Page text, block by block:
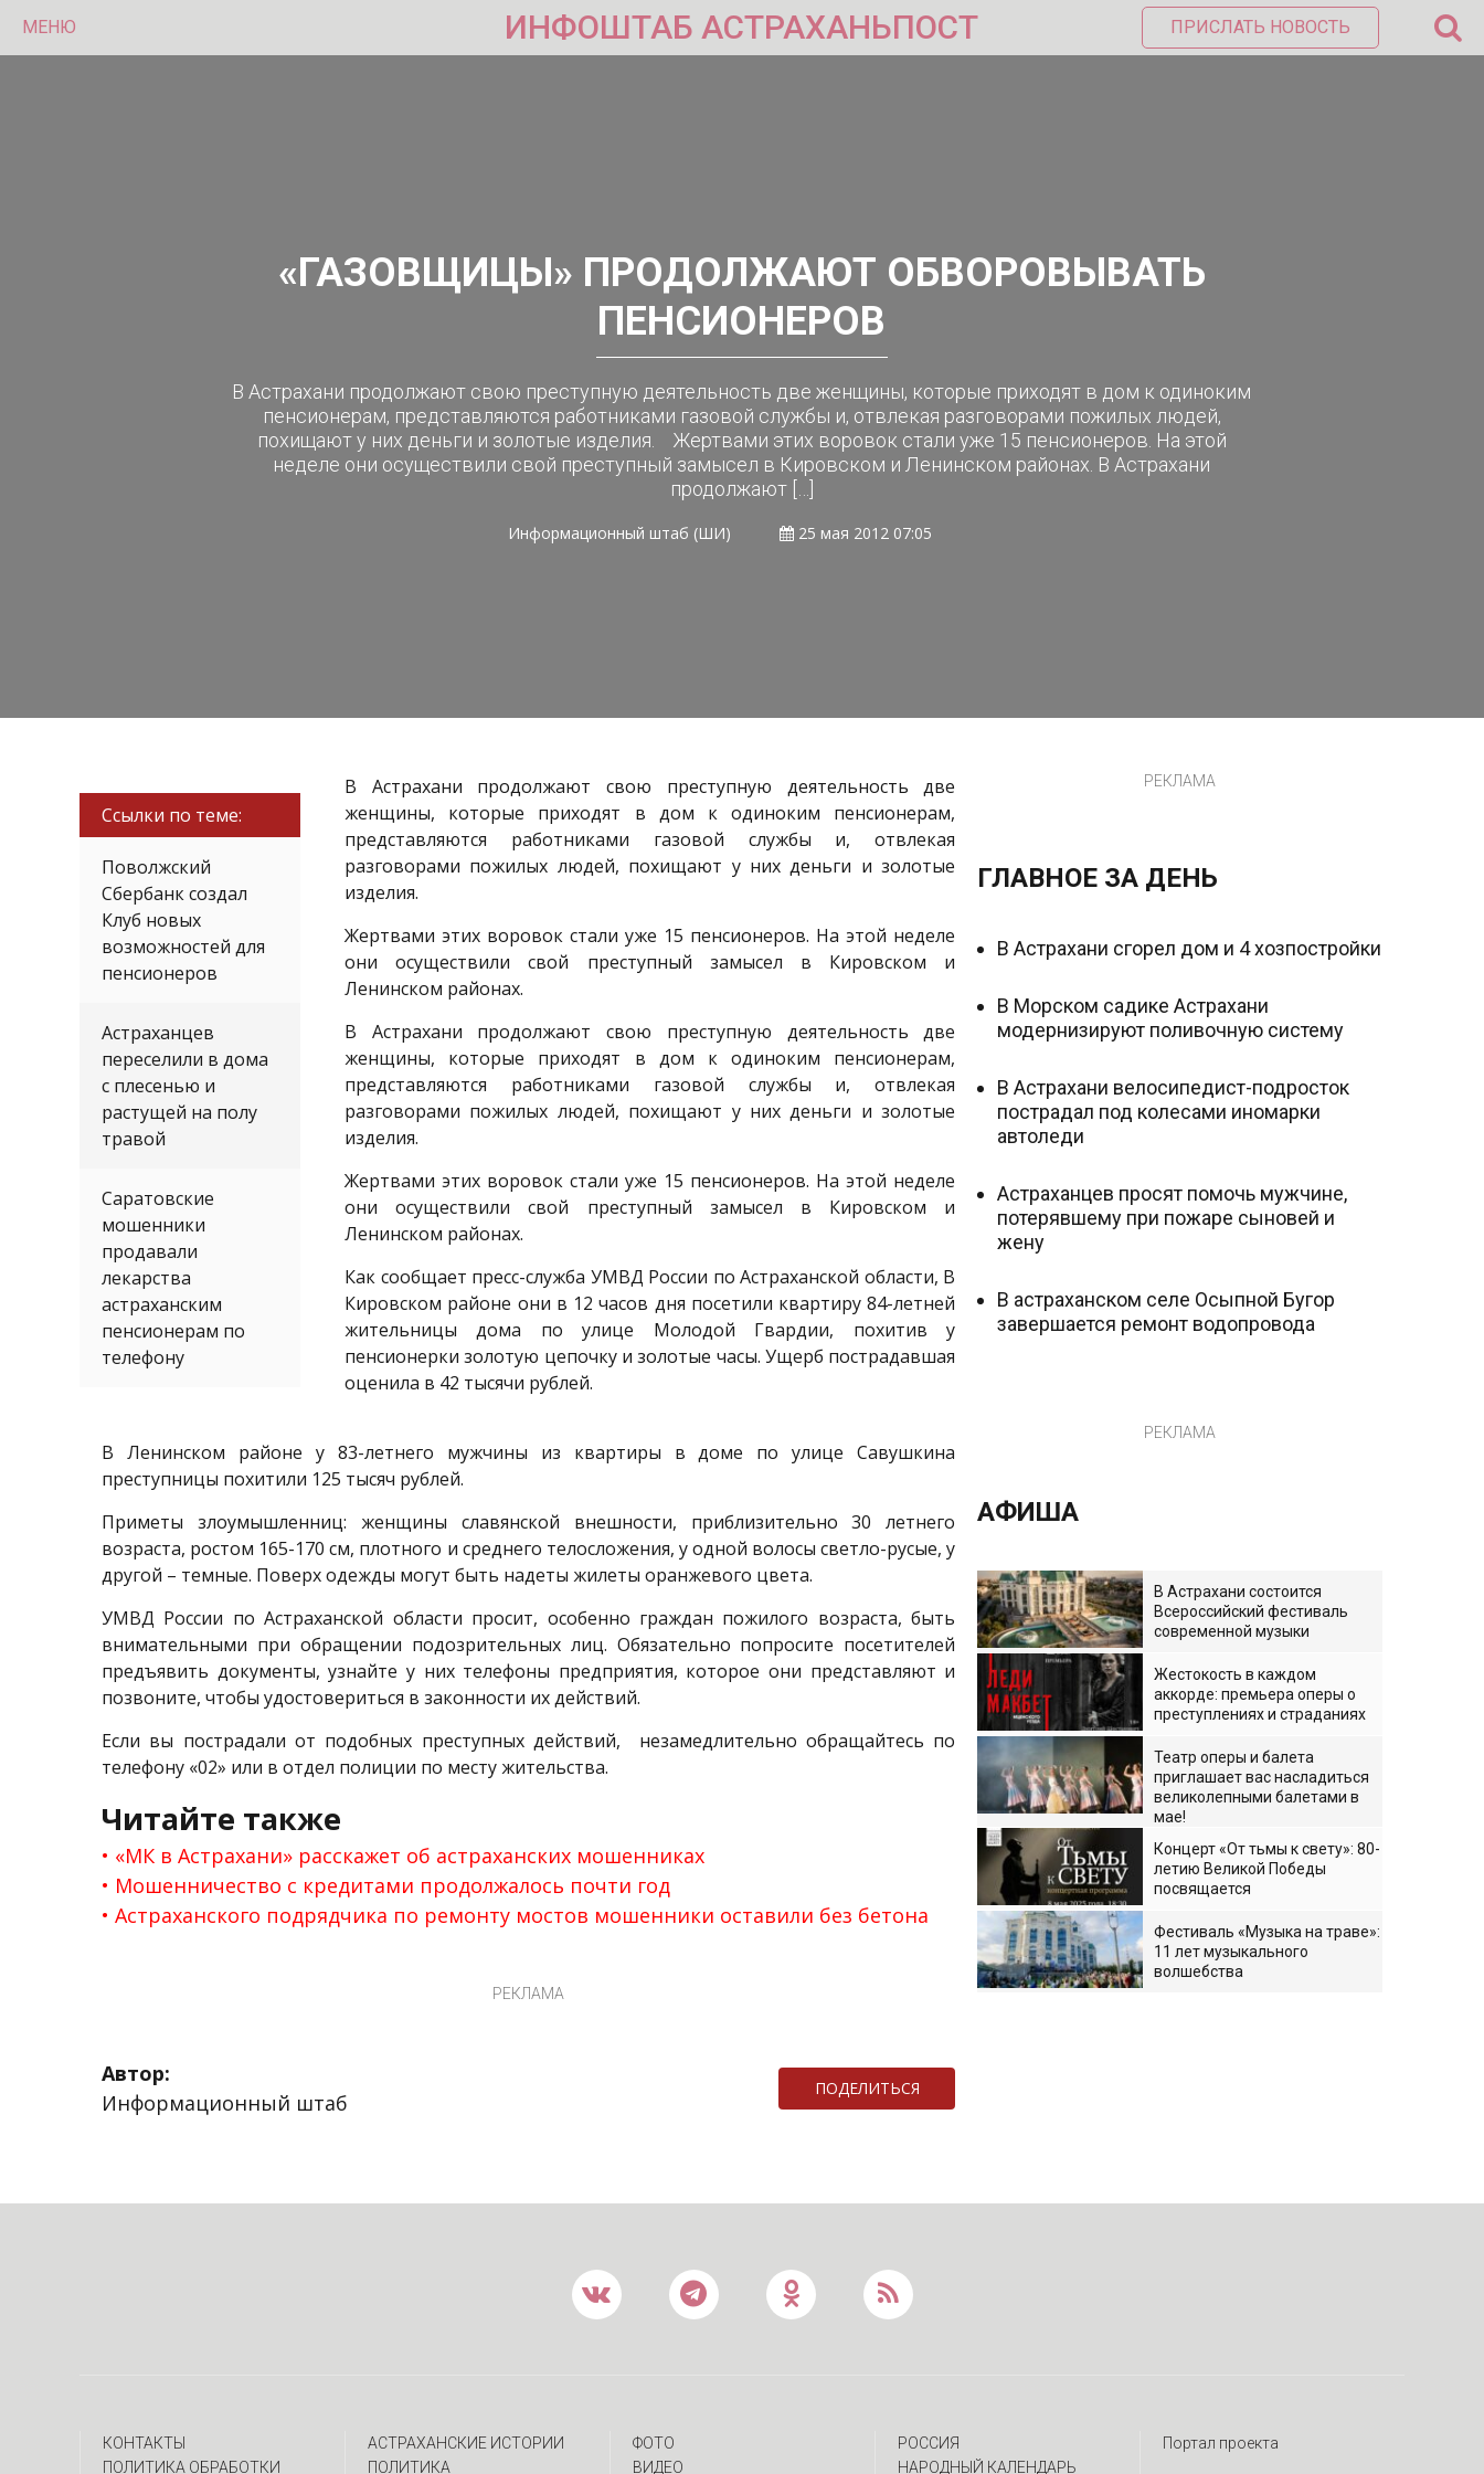
МЕНЮ ИНФОШТАБ АСТРАХАНЬПОСТ ПРИСЛАТЬ НОВОСТЬ
«ГАЗОВЩИЦЫ» ПРОДОЛЖАЮТ ОБВОРОВЫВАТЬ
ПЕНСИОНЕРОВ
В Астрахани продолжают свою преступную деятельность две женщины, которые приходят в дом к одиноким
пенсионерам, представляются работниками газовой службы и, отвлекая разговорами пожилых людей,
похищают у них деньги и золотые изделия. Жертвами этих воровок стали уже 15 пенсионеров. На этой
неделе они осуществили свой преступный замысел в Кировском и Ленинском районах. В Астрахани
продолжают […]
Информационный штаб (ШИ) 25 мая 2012 07:05
Ссылки по теме:
Поволжский
Сбербанк создал
Клуб новых
возможностей для
пенсионеров
Астраханцев
переселили в дома
с плесенью и
растущей на полу
травой
Саратовские
мошенники
продавали
лекарства
астраханским
пенсионерам по
телефону
В Астрахани продолжают свою преступную деятельность две
женщины, которые приходят в дом к одиноким пенсионерам,
представляются работниками газовой службы и, отвлекая
разговорами пожилых людей, похищают у них деньги и золотые
изделия.
Жертвами этих воровок стали уже 15 пенсионеров. На этой неделе
они осуществили свой преступный замысел в Кировском и
Ленинском районах.
В Астрахани продолжают свою преступную деятельность две
женщины, которые приходят в дом к одиноким пенсионерам,
представляются работниками газовой службы и, отвлекая
разговорами пожилых людей, похищают у них деньги и золотые
изделия.
Жертвами этих воровок стали уже 15 пенсионеров. На этой неделе
они осуществили свой преступный замысел в Кировском и
Ленинском районах.
Как сообщает пресс-служба УМВД России по Астраханской области, В
Кировском районе они в 12 часов дня посетили квартиру 84-летней
жительницы дома по улице Молодой Гвардии, похитив у
пенсионерки золотую цепочку и золотые часы. Ущерб пострадавшая
оценила в 42 тысячи рублей.
В Ленинском районе у 83-летнего мужчины из квартиры в доме по улице Савушкина
преступницы похитили 125 тысяч рублей.
Приметы злоумышленниц: женщины славянской внешности, приблизительно 30 летнего
возраста, ростом 165-170 см, плотного и среднего телосложения, у одной волосы светло-русые, у
другой – темные. Поверх одежды могут быть надеты жилеты оранжевого цвета.
УМВД России по Астраханской области просит, особенно граждан пожилого возраста, быть
внимательными при обращении подозрительных лиц. Обязательно попросите посетителей
предъявить документы, узнайте у них телефоны предприятия, которое они представляют и
позвоните, чтобы удостовериться в законности их действий.
Если вы пострадали от подобных преступных действий, незамедлительно обращайтесь по
телефону «02» или в отдел полиции по месту жительства.
Читайте также
«МК в Астрахани» расскажет об астраханских мошенниках
Мошенничество с кредитами продолжалось почти год
Астраханского подрядчика по ремонту мостов мошенники оставили без бетона
РЕКЛАМА
Автор:
Информационный штаб
ПОДЕЛИТЬСЯ
РЕКЛАМА
ГЛАВНОЕ ЗА ДЕНЬ
В Астрахани сгорел дом и 4 хозпостройки
В Морском садике Астрахани
модернизируют поливочную систему
В Астрахани велосипедист-подросток
пострадал под колесами иномарки
автоледи
Астраханцев просят помочь мужчине,
потерявшему при пожаре сыновей и
жену
В астраханском селе Осыпной Бугор
завершается ремонт водопровода
РЕКЛАМА
АФИША
В Астрахани состоится
Всероссийский фестиваль
современной музыки
Жестокость в каждом
аккорде: премьера оперы о
преступлениях и страданиях
Театр оперы и балета
приглашает вас насладиться
великолепными балетами в
мае!
Концерт «От тьмы к свету»: 80-
летию Великой Победы
посвящается
Фестиваль «Музыка на траве»:
11 лет музыкального
волшебства
КОНТАКТЫ
ПОЛИТИКА ОБРАБОТКИ
АСТРАХАНСКИЕ ИСТОРИИ
ПОЛИТИКА
ФОТО
ВИДЕО
РОССИЯ
НАРОДНЫЙ КАЛЕНДАРЬ
Портал проекта